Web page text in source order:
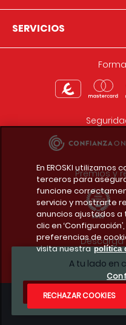
A tu lado en
¿Te
SERVICIOS
Premios y
Condiciones legales
En EROSKI utilizamos
terceros para
funcione
servicio y mostrarte
anuncios ajustados a
clic en
preferencias de
visita nuestra política
RECHAZAR COOKIES